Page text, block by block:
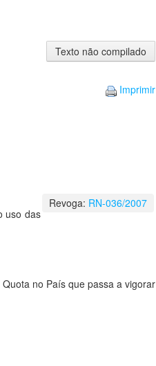
Texto não compilado
Imprimir
Revoga: RN-036/2007
uso das
no País que passa a vigorar